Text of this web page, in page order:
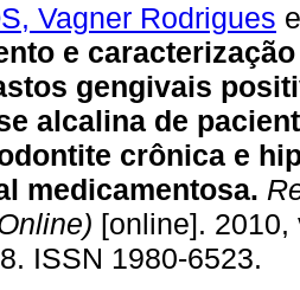
Vagner Rodrigues
e
gengivais
alcalina de
crônica e
medicamentosa.
[online]. 2010,
ISSN 1980-6523.